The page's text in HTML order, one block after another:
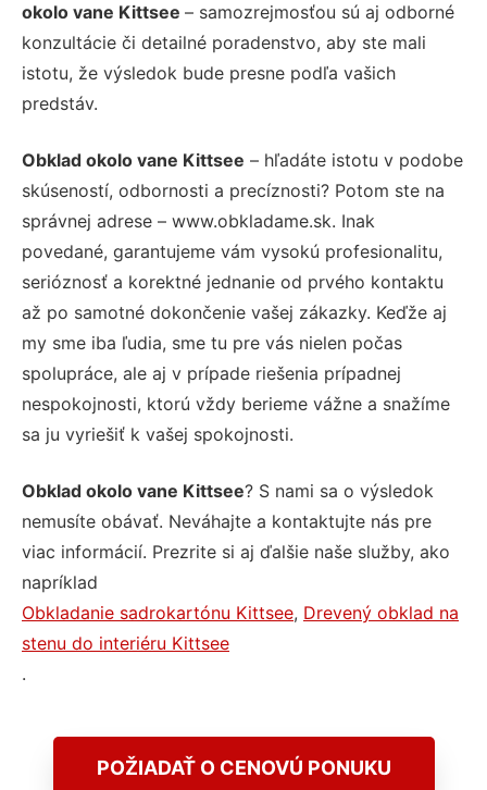
okolo vane Kittsee – samozrejmosťou sú aj odborné
konzultácie či detailné poradenstvo, aby ste mali
istotu, že výsledok bude presne podľa vašich
predstáv.
Obklad okolo vane Kittsee – hľadáte istotu v podobe
skúseností, odbornosti a precíznosti? Potom ste na
správnej adrese – www.obkladame.sk. Inak
povedané, garantujeme vám vysokú profesionalitu,
serióznosť a korektné jednanie od prvého kontaktu
až po samotné dokončenie vašej zákazky. Keďže aj
my sme iba ľudia, sme tu pre vás nielen počas
spolupráce, ale aj v prípade riešenia prípadnej
nespokojnosti, ktorú vždy berieme vážne a snažíme
sa ju vyriešiť k vašej spokojnosti.
Obklad okolo vane Kittsee? S nami sa o výsledok
nemusíte obávať. Neváhajte a kontaktujte nás pre
viac informácií. Prezrite si aj ďalšie naše služby, ako
napríklad
Obkladanie sadrokartónu Kittsee, Drevený obklad na
stenu do interiéru Kittsee
.
POŽIADAŤ O CENOVÚ PONUKU